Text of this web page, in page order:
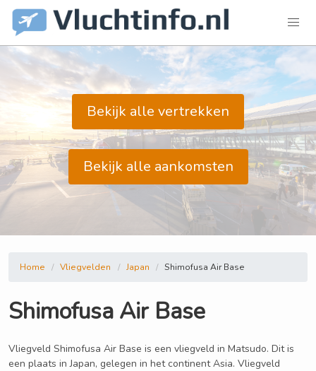
Bekijk alle vertrekken
Bekijk alle aankomsten
Home Vliegvelden Japan Shimofusa Air Base
Shimofusa Air Base
Vliegveld Shimofusa Air Base is een vliegveld in Matsudo. Dit is
een plaats in Japan, gelegen in het continent Asia. Vliegveld